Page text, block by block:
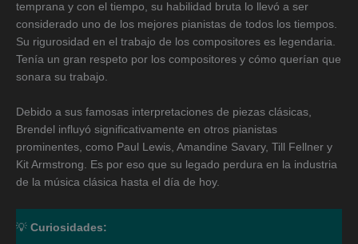
temprana y con el tiempo, su habilidad bruta lo llevó a ser
considerado uno de los mejores pianistas de todos los tiempos.
Su rigurosidad en el trabajo de los compositores es legendaria.
Tenía un gran respeto por los compositores y cómo querían que
sonara su trabajo.
Debido a sus famosas interpretaciones de piezas clásicas,
Brendel influyó significativamente en otros pianistas
prominentes, como Paul Lewis, Amandine Savary, Till Fellner y
Kit Armstrong. Es por eso que su legado perdura en la industria
de la música clásica hasta el día de hoy.
💡 Curiosidades: